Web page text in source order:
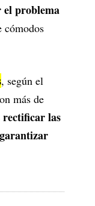
problema
cómodos
, según el
más de
las